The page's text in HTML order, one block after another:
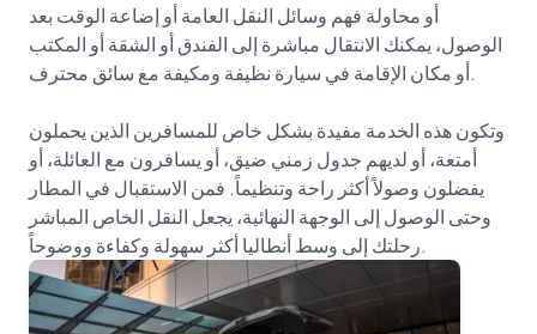
أو محاولة فهم وسائل النقل العامة أو إضاعة الوقت بعد
الوصول، يمكنك الانتقال مباشرة إلى الفندق أو الشقة أو المكتب
أو مكان الإقامة في سيارة نظيفة ومكيفة مع سائق محترف.
وتكون هذه الخدمة مفيدة بشكل خاص للمسافرين الذين يحملون
أمتعة، أو لديهم جدول زمني ضيق، أو يسافرون مع العائلة، أو
يفضلون وصولاً أكثر راحة وتنظيماً. فمن الاستقبال في المطار
وحتى الوصول إلى الوجهة النهائية، يجعل النقل الخاص المباشر